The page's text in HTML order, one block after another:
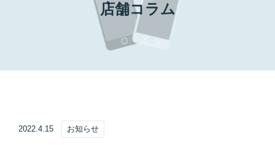
店舗コラム
2022.4.15 お知らせ